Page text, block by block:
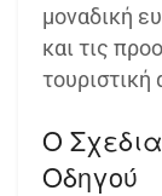
μοναδική
και τις
τουριστική
Ο
Οδηγού